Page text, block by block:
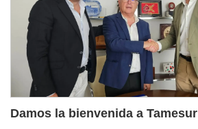
Damos la bienvenida a Tamesur